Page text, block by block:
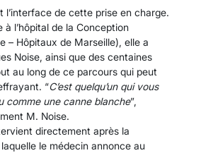
l’interface de cette prise en charge.
à l’hôpital de la Conception
– Hôpitaux de Marseille), elle a
Noise, ainsi que des centaines
au long de ce parcours qui peut
“C’est quelqu’un qui vous
comme une canne blanche”,
M. Noise.
directement après la
le médecin annonce au